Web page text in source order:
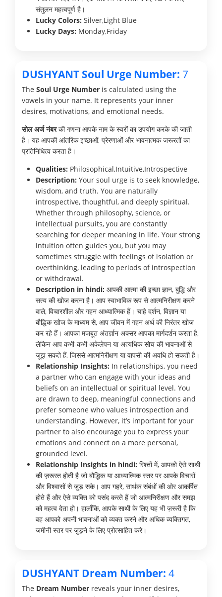
संतुलन महत्वपूर्ण है।
Lucky Colors: Silver,Light Blue
Lucky Days: Monday,Friday
DUSHYANT Soul Urge Number: 7
The Soul Urge Number is calculated using the
vowels in your name. It represents your inner
desires, motivations, and emotional needs.
सोल अर्ज नंबरकी गणना आपके नाम के स्वरों का उपयोग करके की जाती
है। यह आपकी आंतरिक इच्छाओं, प्रेरणाओं और भावनात्मक जरूरतों का
प्रतिनिधित्व करता है।
Qualities: Philosophical,Intuitive,Introspective
Description: Your soul urge is to seek knowledge,
wisdom, and truth. You are naturally
introspective, thoughtful, and deeply spiritual.
Whether through philosophy, science, or
intellectual pursuits, you are constantly
searching for deeper meaning in life. Your strong
intuition often guides you, but you may
sometimes struggle with feelings of isolation or
overthinking, leading to periods of introspection
or withdrawal.
Description in hindi: आपकी आत्मा की इच्छा ज्ञान, बुद्धि और
सत्य की खोज करना है। आप स्वाभाविक रूप से आत्मनिरीक्षण करने
वाले, विचारशील और गहन आध्यात्मिक हैं। चाहे दर्शन, विज्ञान या
बौद्धिक खोज के माध्यम से, आप जीवन में गहन अर्थ की निरंतर खोज
कर रहे हैं। आपका मजबूत अंतर्ज्ञान अक्सर आपका मार्गदर्शन करता है,
लेकिन आप कभी-कभी अकेलेपन या अत्यधिक सोच की भावनाओं से
जूझ सकते हैं, जिससे आत्मनिरीक्षण या वापसी की अवधि हो सकती है।
Relationship Insights: In relationships, you need
a partner who can engage with your ideas and
beliefs on an intellectual or spiritual level. You
are drawn to deep, meaningful connections and
prefer someone who values introspection and
understanding. However, it’s important for your
partner to also encourage you to express your
emotions and connect on a more personal,
grounded level.
Relationship Insights in hindi: रिश्तों में, आपको ऐसे साथी
की ज़रूरत होती है जो बौद्धिक या आध्यात्मिक स्तर पर आपके विचारों
और विश्वासों से जुड़ सके। आप गहरे, सार्थक संबंधों की ओर आकर्षित
होते हैं और ऐसे व्यक्ति को पसंद करते हैं जो आत्मनिरीक्षण और समझ
को महत्व देता हो। हालाँकि, आपके साथी के लिए यह भी ज़रूरी है कि
वह आपको अपनी भावनाओं को व्यक्त करने और अधिक व्यक्तिगत,
जमीनी स्तर पर जुड़ने के लिए प्रोत्साहित करे।
DUSHYANT Dream Number: 4
The Dream Number reveals your inner desires,